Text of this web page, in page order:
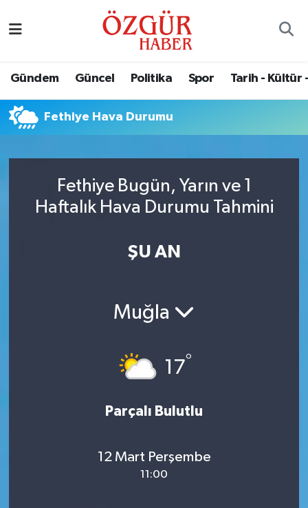
Gündem Güncel Politika Spor Tarih - Kültür
Fethiye Hava Durumu
Fethiye Bugün, Yarın ve 1
Haftalık Hava Durumu Tahmini
ŞU AN
Muğla
17°
Parçalı Bulutlu
12 Mart Perşembe
11:00
Eğitim
Ekonomi
Güncel
Tarih - Kültür - Sanat - Turizm
Nöbetçi Eczaneler
Namaz Vakitleri
Trafik Durumu
Süper Lig Puan Durumu ve Fikstür
Son Dakika Haberleri